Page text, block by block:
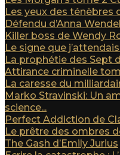
Les yeux des ténèbres
Défendu d’Anna
Killer boss de Wendy
Le signe que
La prophétie des Sept
Attirance criminelle
La caresse du
Marko Stravinski: Un
science...
Perfect Addiction de
Le prêtre des ombres
The Gash d’Emily Jurius